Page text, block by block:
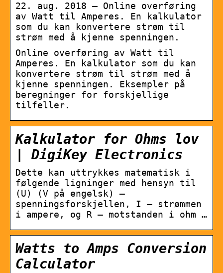
22. aug. 2018 — Online overføring
av Watt til Amperes. En kalkulator
som du kan konvertere strøm til
strøm med å kjenne spenningen.
Online overføring av Watt til
Amperes. En kalkulator som du kan
konvertere strøm til strøm med å
kjenne spenningen. Eksempler på
beregninger for forskjellige
tilfeller.
Kalkulator for Ohms lov
| DigiKey Electronics
Dette kan uttrykkes matematisk i
følgende ligninger med hensyn til
(U) (V på engelsk) –
spenningsforskjellen, I – strømmen
i ampere, og R – motstanden i ohm …
Watts to Amps Conversion
Calculator